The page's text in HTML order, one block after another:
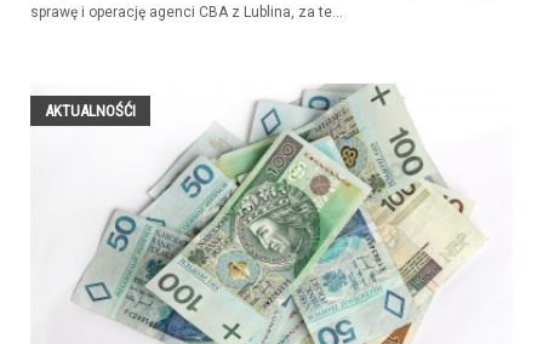
sprawę i operację agenci CBA z Lublina, za te...
AKTUALNOŚĆI